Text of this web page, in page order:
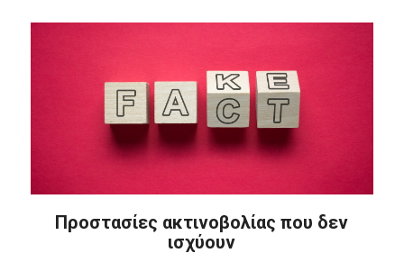
Προστασίες ακτινοβολίας που δεν
ισχύουν